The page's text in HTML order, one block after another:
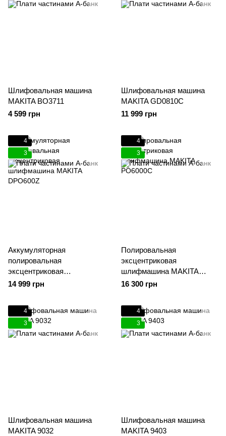
Шлифовальная машина
MAKITA BO3711
4 599 грн
Шлифовальная машина
MAKITA GD0810C
11 999 грн
4
3
Аккумуляторная
полировальная
эксцентриковая
шлифмашина MAKITA
14 999 грн
4
3
Полировальная
эксцентриковая
шлифмашина MAKITA
PO6000C
16 300 грн
4
3
Шлифовальная машина
MAKITA 9032
4
3
Шлифовальная машина
MAKITA 9403